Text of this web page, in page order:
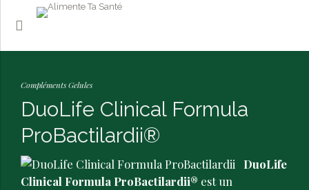
Compléments Gelules
DuoLife Clinical Formula
ProBactilardii®
DuoLife
Clinical Formula ProBactilardii® est un